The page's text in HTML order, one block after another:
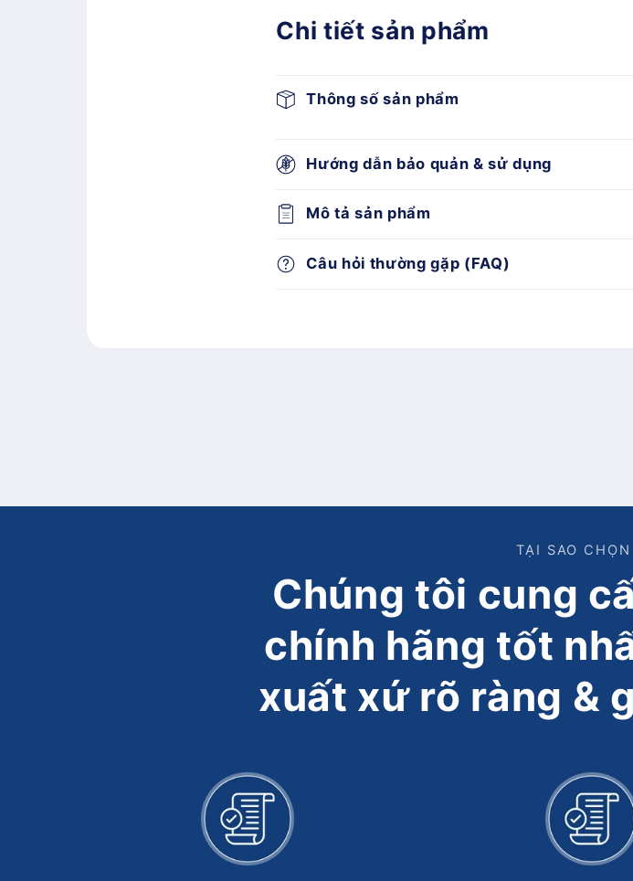
Chi tiết sản phẩm
Thông số sản phẩm
Hướng dẫn bảo quản & sử dụng
Mô tả sản phẩm
Câu hỏi thường gặp (FAQ)
TẠI SAO CHỌN
Chúng tôi cung
chính hãng tốt
xuất xứ rõ ràng &